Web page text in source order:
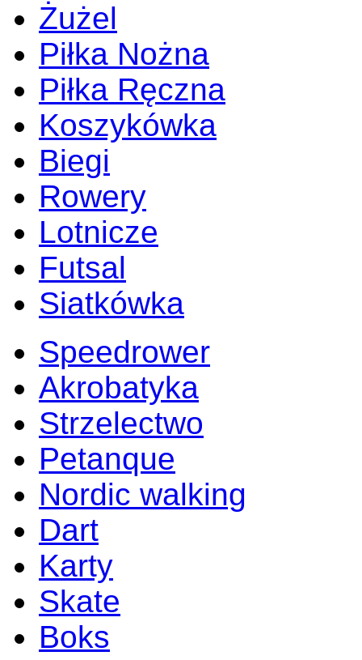
Żużel
Piłka Nożna
Piłka Ręczna
Koszykówka
Biegi
Rowery
Lotnicze
Futsal
Siatkówka
Speedrower
Akrobatyka
Strzelectwo
Petanque
Nordic walking
Dart
Karty
Skate
Boks